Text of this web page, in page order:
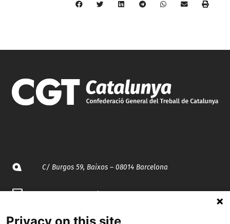
C/ Burgos 59, Baixos – 08014 Barcelona
spccc@spcgtcatalunya.cat
935 120 481